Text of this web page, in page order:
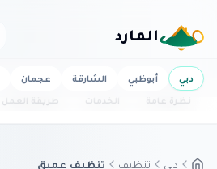
المارد
دبي أبوظبي الشارقة عجمان
نظرة عامة
الخدمات طريقة العمل
دبي تنظيف تنظيف عميق